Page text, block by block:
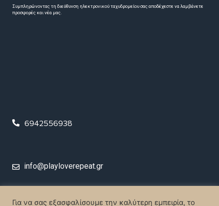
Συμπληρώνοντας τη διεύθυνση ηλεκτρονικού ταχυδρομείου σας αποδέχεστε να λαμβάνετε
προσφορές και νέα μας.
6942556938
info@playloverepeat.gr
© 2023 Play Love Repeat. All rights reserved.
Για να σας εξασφαλίσουμε την καλύτερη εμπειρία, το